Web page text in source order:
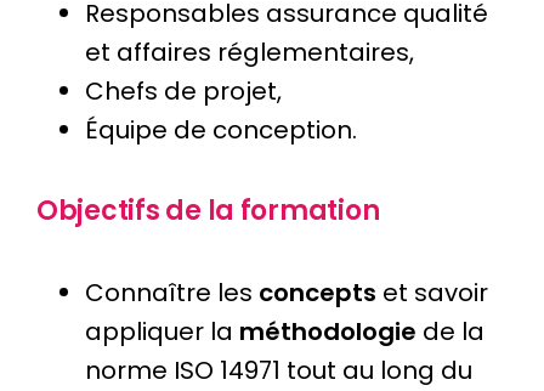
Responsables assurance qualité
et affaires réglementaires,
Chefs de projet,
Équipe de conception.
Objectifs de la formation
Connaître les concepts et savoir
appliquer la méthodologie de la
norme ISO 14971 tout au long du